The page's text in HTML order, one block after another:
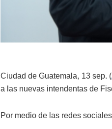
Ciudad de Guatemala, 13 sep. (
a las nuevas intendentas de
Por medio de las redes